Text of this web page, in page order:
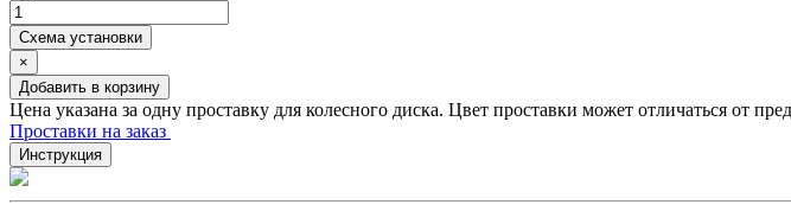
Схема установки
×
Добавить в корзину
Цена указана за одну проставку для колесного диска. Цвет проставки может отличаться от
Проставки на заказ
Инструкция